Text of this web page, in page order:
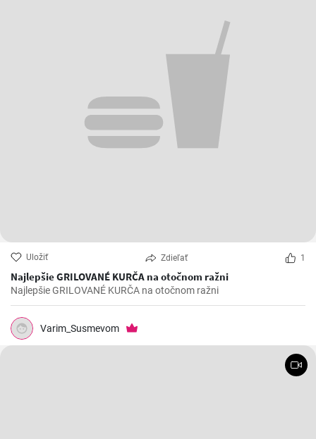
Uložiť Zdieľať 1
Najlepšie GRILOVANÉ KURČA na otočnom ražni
Najlepšie GRILOVANÉ KURČA na otočnom ražni
Varim_Susmevom